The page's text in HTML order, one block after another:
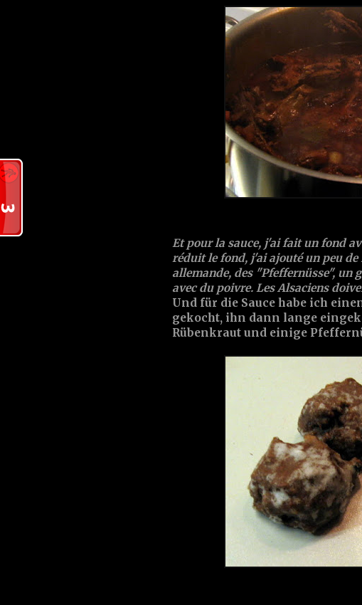
Et pour la sauce, j'ai fait un fond
réduit le fond, j'ai ajouté un peu de
allemande, des "Pfeffernüsse", un
avec du poivre. Les Alsaciens
Und für die Sauce habe ich
gekocht, ihn dann lange
Rübenkraut und einige